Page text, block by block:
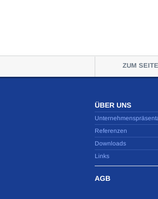
ZUM
ÜBER UNS
Referenzen
Downloads
Links
AGB